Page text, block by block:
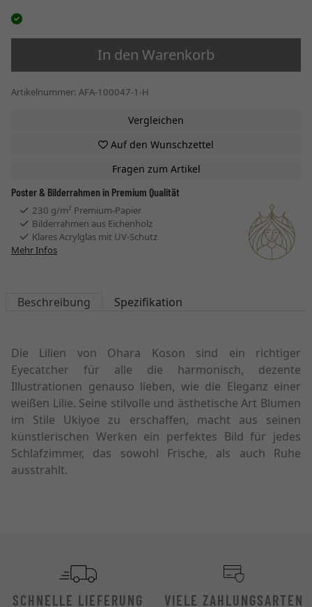
In den Warenkorb
Artikelnummer: AFA-100047-1-H
Vergleichen
Auf den Wunschzettel
Fragen zum Artikel
Poster & Bilderrahmen in Premium Qualität
230 g/m² Premium-Papier
Bilderrahmen aus Eichenholz
Klares Acrylglas mit UV-Schutz
Mehr Infos
Beschreibung Spezifikation
Die Lilien von Ohara Koson sind ein richtiger
Eyecatcher für alle die harmonisch, dezente
Illustrationen genauso lieben, wie die Eleganz einer
weißen Lilie. Seine stilvolle und ästhetische Art Blumen
im Stile Ukiyoe zu erschaffen, macht aus seinen
künstlerischen Werken ein perfektes Bild für jedes
Schlafzimmer, das sowohl Frische, als auch Ruhe
ausstrahlt.
SCHNELLE LIEFERUNG VIELE ZAHLUNGSARTEN